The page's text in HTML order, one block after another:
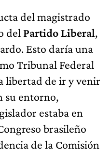
del magistrado
del Partido Liberal,
Esto daría una
Tribunal Federal
libertad de ir y venir
su entorno,
estaba en
brasileño
de la Comisión